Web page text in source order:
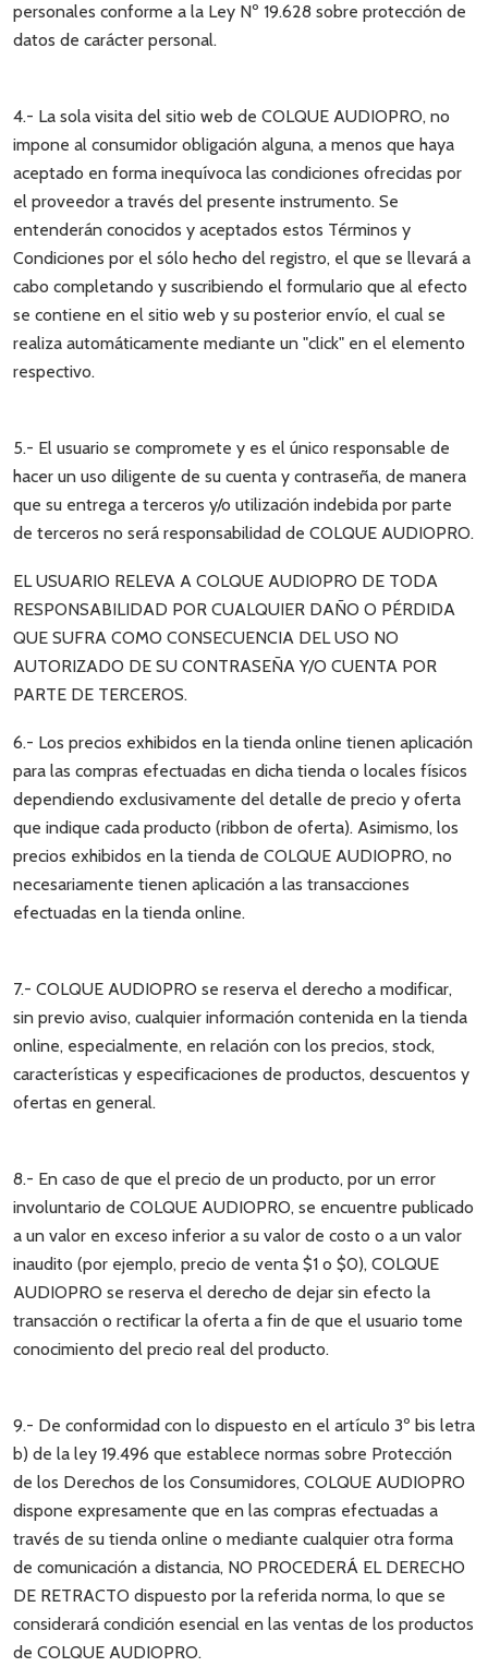
personales conforme a la Ley Nº 19.628 sobre protección de
datos de carácter personal.
4.- La sola visita del sitio web de COLQUE AUDIOPRO, no
impone al consumidor obligación alguna, a menos que haya
aceptado en forma inequívoca las condiciones ofrecidas por
el proveedor a través del presente instrumento. Se
entenderán conocidos y aceptados estos Términos y
Condiciones por el sólo hecho del registro, el que se llevará a
cabo completando y suscribiendo el formulario que al efecto
se contiene en el sitio web y su posterior envío, el cual se
realiza automáticamente mediante un "click" en el elemento
respectivo.
5.- El usuario se compromete y es el único responsable de
hacer un uso diligente de su cuenta y contraseña, de manera
que su entrega a terceros y/o utilización indebida por parte
de terceros no será responsabilidad de COLQUE AUDIOPRO.
EL USUARIO RELEVA A COLQUE AUDIOPRO DE TODA
RESPONSABILIDAD POR CUALQUIER DAÑO O PÉRDIDA
QUE SUFRA COMO CONSECUENCIA DEL USO NO
AUTORIZADO DE SU CONTRASEÑA Y/O CUENTA POR
PARTE DE TERCEROS.
6.- Los precios exhibidos en la tienda online tienen aplicación
para las compras efectuadas en dicha tienda o locales físicos
dependiendo exclusivamente del detalle de precio y oferta
que indique cada producto (ribbon de oferta). Asimismo, los
precios exhibidos en la tienda de COLQUE AUDIOPRO, no
necesariamente tienen aplicación a las transacciones
efectuadas en la tienda online.
7.- COLQUE AUDIOPRO se reserva el derecho a modificar,
sin previo aviso, cualquier información contenida en la tienda
online, especialmente, en relación con los precios, stock,
características y especificaciones de productos, descuentos y
ofertas en general.
8.- En caso de que el precio de un producto, por un error
involuntario de COLQUE AUDIOPRO, se encuentre publicado
a un valor en exceso inferior a su valor de costo o a un valor
inaudito (por ejemplo, precio de venta $1 o $0), COLQUE
AUDIOPRO se reserva el derecho de dejar sin efecto la
transacción o rectificar la oferta a fin de que el usuario tome
conocimiento del precio real del producto.
9.- De conformidad con lo dispuesto en el artículo 3º bis letra
b) de la ley 19.496 que establece normas sobre Protección
de los Derechos de los Consumidores, COLQUE AUDIOPRO
dispone expresamente que en las compras efectuadas a
través de su tienda online o mediante cualquier otra forma
de comunicación a distancia, NO PROCEDERÁ EL DERECHO
DE RETRACTO dispuesto por la referida norma, lo que se
considerará condición esencial en las ventas de los productos
de COLQUE AUDIOPRO.